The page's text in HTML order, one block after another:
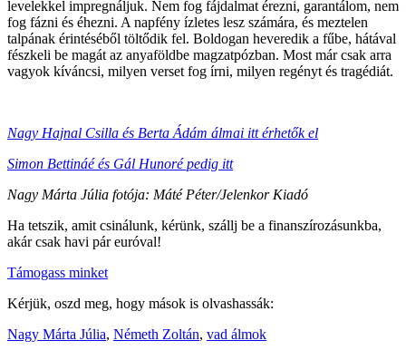
levelekkel impregnáljuk. Nem fog fájdalmat érezni, garantálom, nem
fog fázni és éhezni. A napfény ízletes lesz számára, és meztelen
talpának érintéséből töltődik fel. Boldogan heveredik a fűbe, hátával
fészkeli be magát az anyaföldbe magzatpózban. Most már csak arra
vagyok kíváncsi, milyen verset fog írni, milyen regényt és tragédiát.
Nagy Hajnal Csilla és Berta Ádám álmai itt érhetők el
Simon Bettináé és Gál Hunoré pedig itt
Nagy Márta Júlia fotója: Máté Péter/Jelenkor Kiadó
Ha tetszik, amit csinálunk, kérünk, szállj be a finanszírozásunkba,
akár csak havi pár euróval!
Támogass minket
Kérjük, oszd meg, hogy mások is olvashassák:
Nagy Márta Júlia, Németh Zoltán, vad álmok